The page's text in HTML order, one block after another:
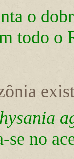
o
todo o
se no